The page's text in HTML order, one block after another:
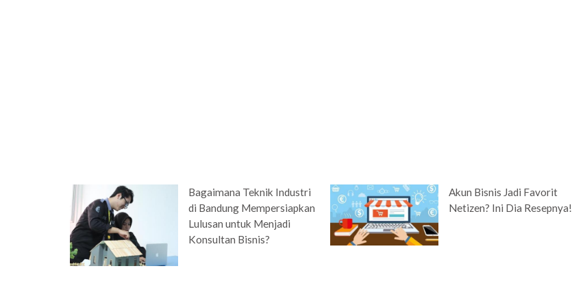
Bagaimana Teknik Industri
di Bandung Mempersiapkan
Lulusan untuk Menjadi
Konsultan Bisnis?
Akun Bisnis Jadi Favorit
Netizen? Ini Dia Resepnya!